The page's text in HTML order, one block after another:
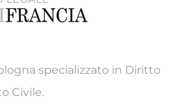
specializzato in Diritto
Civile.